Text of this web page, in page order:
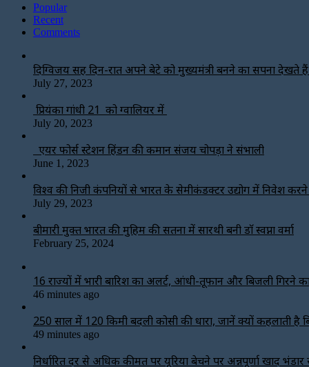
Popular
Recent
Comments
दिग्विजय सिंह दिन-रात अपने बेटे को मुख्यमंत्री बनने का सपना देखते हैं-
July 27, 2023
प्रियंका गांधी 21 को ग्वालियर में
July 20, 2023
एयर फोर्स स्टेशन हिंडन की कमान संजय चोपड़ा ने संभाली
June 1, 2023
विश्‍व की निजी कंपनियों से भारत के सेमीकंडक्टर उद्योग में निवेश
July 29, 2023
बीमारी मुक्त भारत की मुहिम की सतना में सारथी बनी डाॅ स्वप्ना वर्मा
February 25, 2024
16 राज्यों में भारी बारिश का अलर्ट, आंधी-तूफान और बिजली गिरने
46 minutes ago
250 साल में 120 किमी बदली कोसी की धारा, जानें क्यों कहलाती है
49 minutes ago
निर्धारित दर से अधिक कीमत पर यूरिया बेचने पर अन्नपूर्णा खाद भंडार